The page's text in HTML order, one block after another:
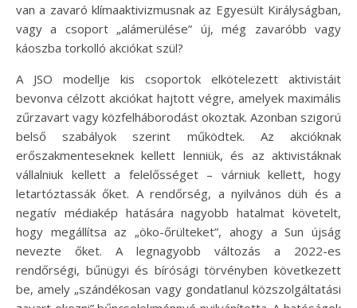
van a zavaró klímaaktivizmusnak az Egyesült Királyságban,
vagy a csoport „alámerülése” új, még zavaróbb vagy
káoszba torkolló akciókat szül?
A JSO modellje kis csoportok elkötelezett aktivistáit
bevonva célzott akciókat hajtott végre, amelyek maximális
zűrzavart vagy közfelháborodást okoztak. Azonban szigorú
belső szabályok szerint működtek. Az akcióknak
erőszakmenteseknek kellett lenniük, és az aktivistáknak
vállalniuk kellett a felelősséget – várniuk kellett, hogy
letartóztassák őket. A rendőrség, a nyilvános düh és a
negatív médiakép hatására nagyobb hatalmat követelt,
hogy megállítsa az „öko-őrülteket”, ahogy a Sun újság
nevezte őket. A legnagyobb változás a 2022-es
rendőrségi, bűnügyi és bírósági törvényben következett
be, amely „szándékosan vagy gondatlanul közszolgáltatási